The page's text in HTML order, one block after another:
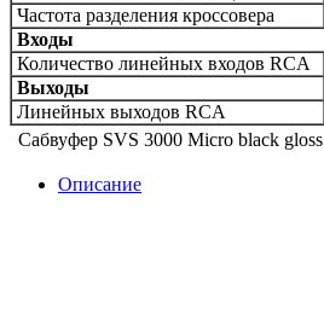
Частота разделения кроссовера
Входы
Количество линейных входов RCA
Выходы
Линейных выходов RCA
Сабвуфер SVS 3000 Micro black gloss
Описание